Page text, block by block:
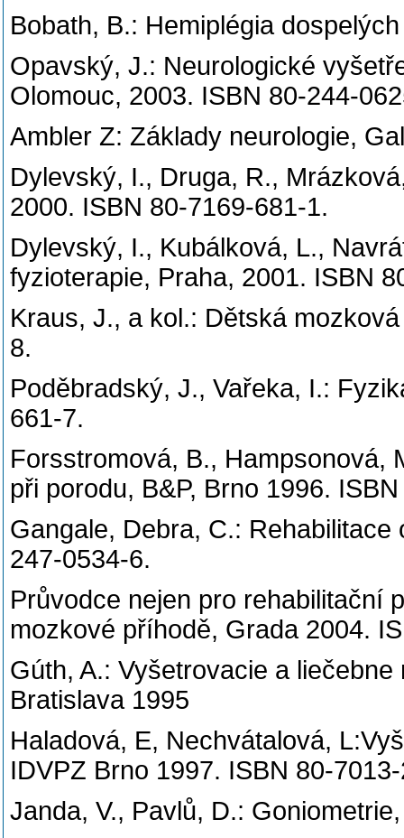
Bobath, B.: Hemiplégia
Opavský, J.: Neurologické
Olomouc, 2003. ISBN 80-244-
Ambler Z: Základy neurologie,
Dylevský, I., Druga, R.,
2000. ISBN 80-7169-681-1.
Dylevský, I., Kubálková, L.,
fyzioterapie, Praha, 2001. ISBN
Kraus, J., a kol.: Dětská
8.
Poděbradský, J., Vařeka, I.:
661-7.
Forsstromová, B., Hampsonová,
při porodu, B&P, Brno 1996.
Gangale, Debra, C.:
247-0534-6.
Průvodce nejen pro rehabilitační
mozkové příhodě, Grada 2004.
Gúth, A.: Vyšetrovacie a
Bratislava 1995
Haladová, E, Nechvátalová,
IDVPZ Brno 1997. ISBN 80-
Janda, V., Pavlů, D.: